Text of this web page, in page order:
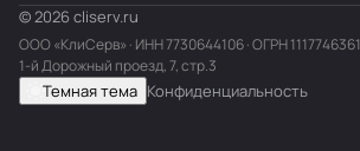
© 2026 cliserv.ru
ООО «КлиСерв» · ИНН7730644106· ОГРН
1-й Дорожный проезд, 7, стр.3
Темная тема Конфиденциальность